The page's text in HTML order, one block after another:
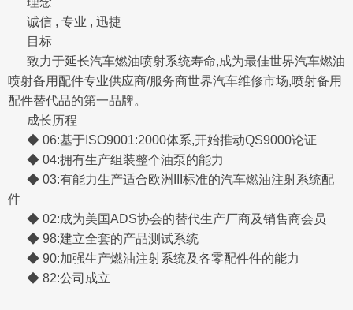
诚信 , 专业 , 迅捷
目标
致力于延长汽车燃油喷射系统寿命,成为最佳世界汽车燃油
喷射备用配件专业供应商/服务商世界汽车维修市场,喷射备用
配件替代品的第一品牌。
成长历程
◆ 06:基于ISO9001:2000体系,开始推动QS9000论证
◆ 04:拥有生产组装整个油泵的能力
◆ 03:有能力生产适合欧洲III标准的汽车燃油注射系统配
件
◆ 02:成为美国ADS协会的替代生产厂商及销售商会员
◆ 98:建立全套的产品测试系统
◆ 90:加强生产燃油注射系统及各零配件件的能力
◆ 82:公司成立